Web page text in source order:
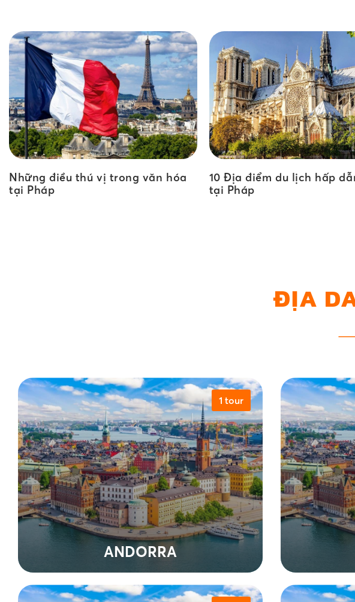
Những điều thú vị trong văn hóa
tại Pháp
10 Địa điểm du lịch hấp
tại Pháp
ĐỊA
1 tour
ANDORRA